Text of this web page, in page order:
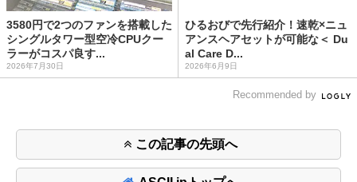
3580円で2つのファンを搭載した
シングルタワー型空冷CPUクー
ラーがコスパ良す...
2026年7月30日
ひるおびで先行紹介！速乾×ニュ
アンスヘアセットが可能な＜ Du
al Care D...
2026年6月9日
Recommended by
この記事の先頭へ